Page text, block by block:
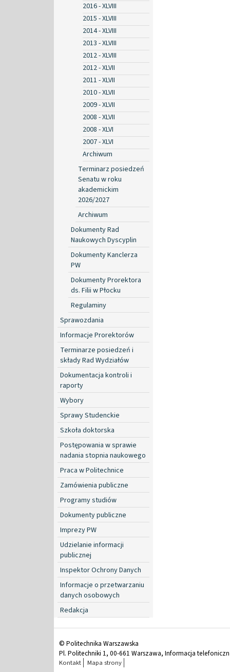
2016 - XLVIII
2015 - XLVIII
2014 - XLVIII
2013 - XLVIII
2012 - XLVIII
2012 - XLVII
2011 - XLVII
2010 - XLVII
2009 - XLVII
2008 - XLVII
2008 - XLVI
2007 - XLVI
Archiwum
Terminarz posiedzeń
Senatu w roku
akademickim
2026/2027
Archiwum
Dokumenty Rad
Naukowych Dyscyplin
Dokumenty Kanclerza
PW
Dokumenty Prorektora
ds. Filii w Płocku
Regulaminy
Sprawozdania
Informacje Prorektorów
Terminarze posiedzeń i
składy Rad Wydziałów
Dokumentacja kontroli i
raporty
Wybory
Sprawy Studenckie
Szkoła doktorska
Postępowania w sprawie
nadania stopnia naukowego
Praca w Politechnice
Zamówienia publiczne
Programy studiów
Dokumenty publiczne
Imprezy PW
Udzielanie informacji
publicznej
Inspektor Ochrony Danych
Informacje o przetwarzaniu
danych osobowych
Redakcja
© Politechnika Warszawska
Pl. Politechniki 1, 00-661 Warszawa, Informacja
Kontakt Mapa strony